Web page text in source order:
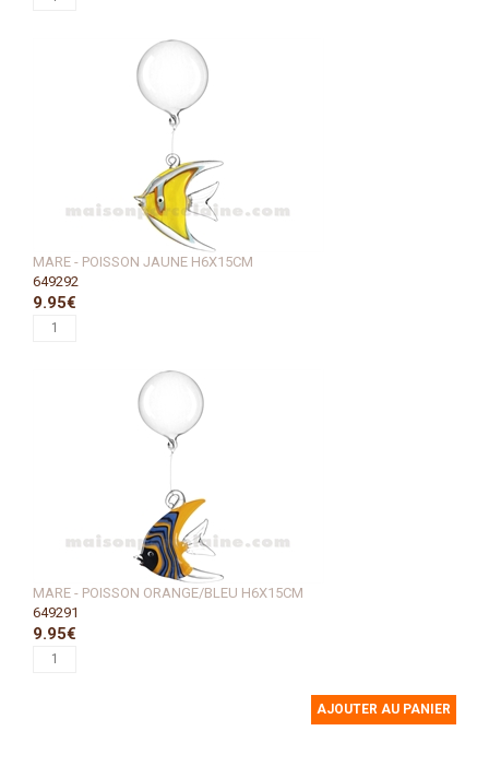
MARE - POISSON JAUNE H6X15CM
649292
9.95€
MARE - POISSON ORANGE/BLEU H6X15CM
649291
9.95€
AJOUTER AU PANIER